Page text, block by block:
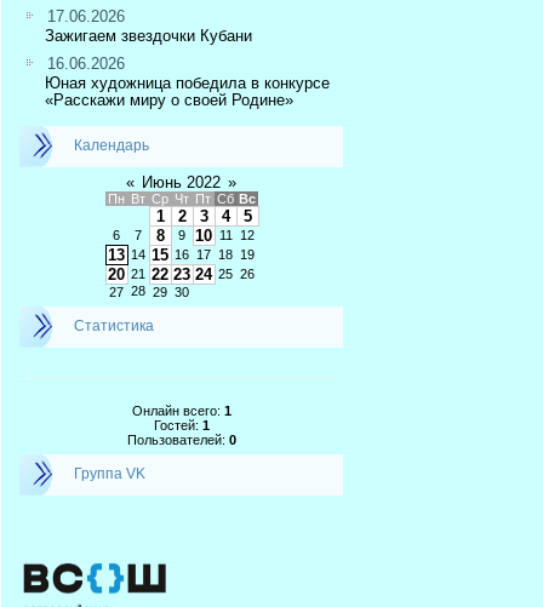
17.06.2026
Зажигаем звездочки Кубани
16.06.2026
Юная художница победила в конкурсе
«Расскажи миру о своей Родине»
Календарь
« Июнь 2022 »
Пн Вт Ср Чт Пт Сб Вс
1 2 3 4 5
6 7 8 9 10 11 12
13 14 15 16 17 18 19
20 21 22 23 24 25 26
27 28 29 30
Статистика
Онлайн всего: 1
Гостей: 1
Пользователей: 0
Группа VK